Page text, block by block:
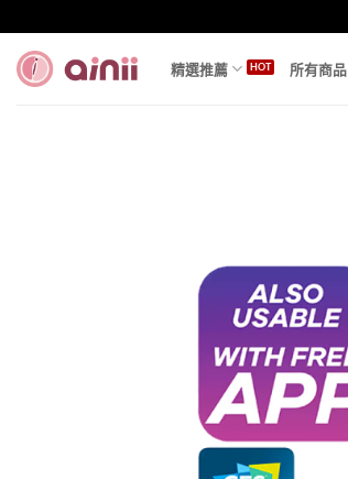
to
content
精選推薦 所有商品